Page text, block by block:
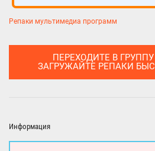
Репаки мультимедиа программ
ПЕРЕХОДИТЕ В
ЗАГРУЖАЙТЕ РЕПАКИ
Информация